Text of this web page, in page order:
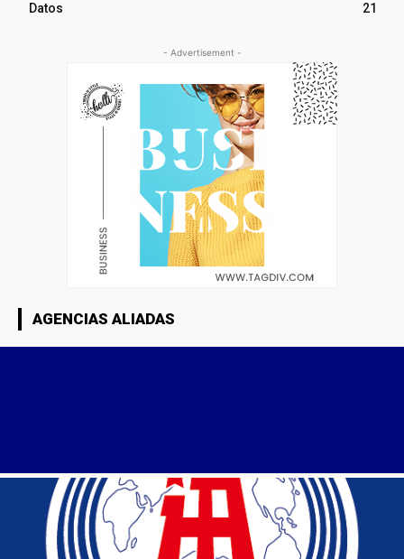
Datos
21
- Advertisement -
AGENCIAS ALIADAS